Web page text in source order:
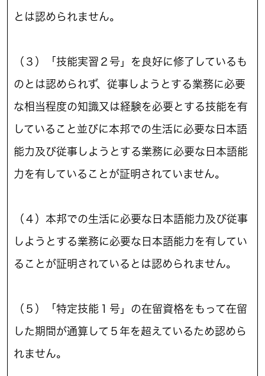
とは認められません。
（３）「技能実習２号」を良好に修了しているも
のとは認められず、従事しようとする業務に必要
な相当程度の知識又は経験を必要とする技能を有
していること並びに本邦での生活に必要な日本語
能力及び従事しようとする業務に必要な日本語能
力を有していることが証明されていません。
（４）本邦での生活に必要な日本語能力及び従事
しようとする業務に必要な日本語能力を有してい
ることが証明されているとは認められません。
（５）「特定技能１号」の在留資格をもって在留
した期間が通算して５年を超えているため認めら
れません。